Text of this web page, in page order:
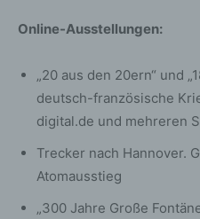
Online-Ausstellungen:
„20 aus den 20ern“ und
deutsch-französische
digital.de und mehreren
Trecker nach Hannover.
Atomausstieg
„300 Jahre Große